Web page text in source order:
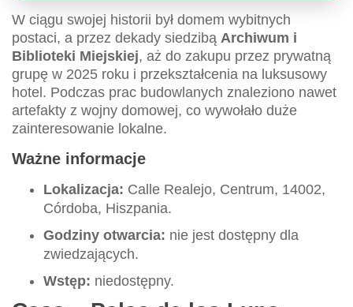
W ciągu swojej historii był domem wybitnych
postaci, a przez dekady siedzibą Archiwum i
Biblioteki Miejskiej, aż do zakupu przez prywatną
grupę w 2025 roku i przekształcenia na luksusowy
hotel. Podczas prac budowlanych znaleziono nawet
artefakty z wojny domowej, co wywołało duże
zainteresowanie lokalne.
Ważne informacje
Lokalizacja: Calle Realejo, Centrum, 14002,
Córdoba, Hiszpania.
Godziny otwarcia: nie jest dostępny dla
zwiedzających.
Wstęp: niedostępny.